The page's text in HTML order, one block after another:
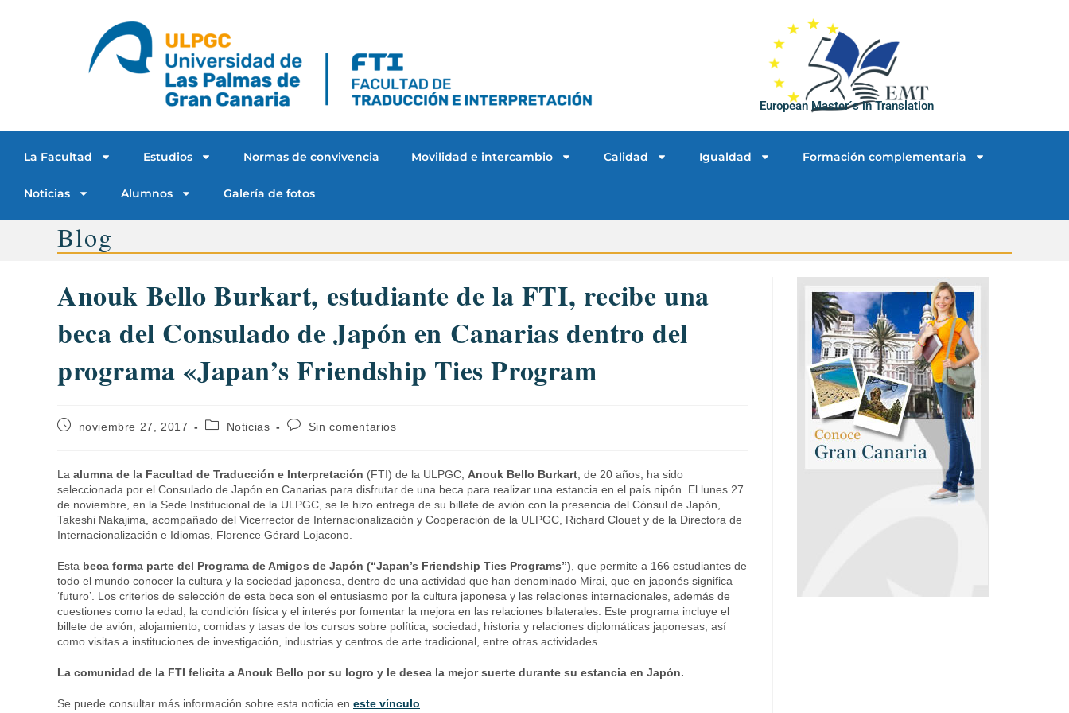
European Master´s in Translation
La Facultad Estudios Normas de convivencia Movilidad e intercambio Calidad Igualdad Formación complementaria
Noticias Alumnos Galería de fotos
Blog
Anouk Bello Burkart, estudiante de la FTI, recibe una
beca del Consulado de Japón en Canarias dentro del
programa «Japan’s Friendship Ties Program
noviembre 27, 2017 Noticias Sin comentarios
La alumna de la Facultad de Traducción e Interpretación (FTI) de la ULPGC, Anouk Bello Burkart , de 20 años, ha sido
seleccionada por el Consulado de Japón en Canarias para disfrutar de una beca para realizar una estancia en el país nipón. El lunes 27
de noviembre, en la Sede Institucional de la ULPGC, se le hizo entrega de su billete de avión con la presencia del Cónsul de Japón,
Takeshi Nakajima, acompañado del Vicerrector de Internacionalización y Cooperación de la ULPGC, Richard Clouet y de la Directora de
Internacionalización e Idiomas, Florence Gérard Lojacono.
Esta beca forma parte del Programa de Amigos de Japón (“Japan’s Friendship Ties Programs”) , que permite a 166 estudiantes de
todo el mundo conocer la cultura y la sociedad japonesa, dentro de una actividad que han denominado Mirai, que en japonés significa
‘futuro’. Los criterios de selección de esta beca son el entusiasmo por la cultura japonesa y las relaciones internacionales, además de
cuestiones como la edad, la condición física y el interés por fomentar la mejora en las relaciones bilaterales. Este programa incluye el
billete de avión, alojamiento, comidas y tasas de los cursos sobre política, sociedad, historia y relaciones diplomáticas japonesas; así
como visitas a instituciones de investigación, industrias y centros de arte tradicional, entre otras actividades.
La comunidad de la FTI felicita a Anouk Bello por su logro y le desea la mejor suerte durante su estancia en Japón.
Se puede consultar más información sobre esta noticia en este vínculo